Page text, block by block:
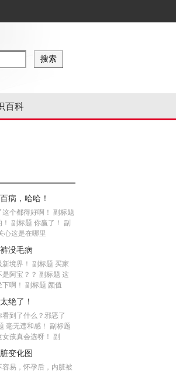
百科
病，哈哈！
这个都得好啊！ 副标题
副标题 你赢了！ 副
心这是在哪里
没毛病
新境界！ 副标题 买家
是阿宝？？ 副标题 这
下啊！ 副标题 颜值
绝了！
看到了什么？邪恶了
毫无违和感！ 副标题
孩真会选呀！ 副
变化图
容易，怀孕后，内脏被